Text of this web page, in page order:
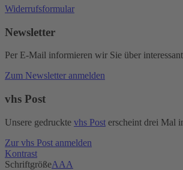
Widerrufsformular
Newsletter
Per E-Mail informieren wir Sie über
Zum Newsletter anmelden
vhs Post
Unsere gedruckte vhs Post erscheint drei Mal
Zur vhs Post anmelden
Kontrast
SchriftgrößeAAA